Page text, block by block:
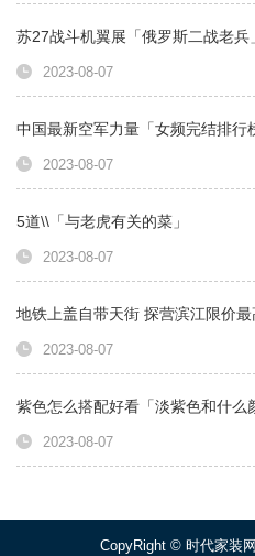
苏27战斗机翼展「俄罗斯二战老兵」
2023-08-07
中国最新空军力量「女频完结排行
2023-08-07
5道\\「与老虎有关的菜」
2023-08-07
地铁上盖自带天街 探营滨江限价
2023-08-07
紫色怎么搭配好看「淡紫色和什么
2023-08-07
CopyRight © 时代家装网